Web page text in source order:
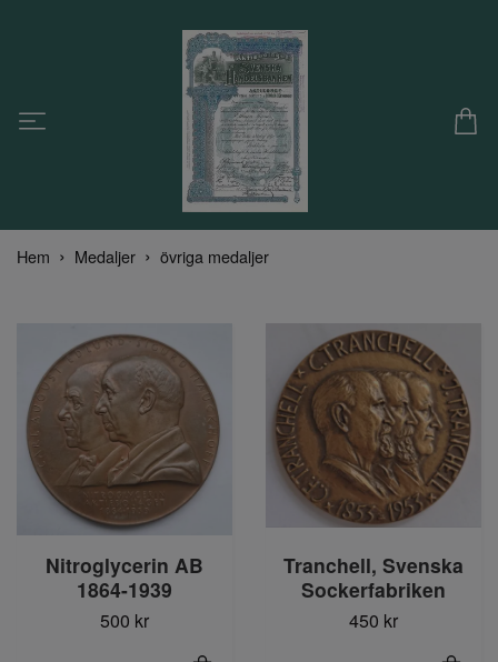
Hem Medaljer övriga medaljer
Nitroglycerin AB
1864-1939
500 kr
Tranchell, Svenska
Sockerfabriken
450 kr